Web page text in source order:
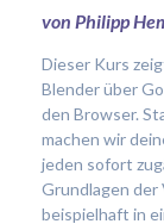
von Philipp
Dieser Kurs
Blender über
den Browser.
machen wir
jeden sofort
Grundlagen der
beispielhaft in